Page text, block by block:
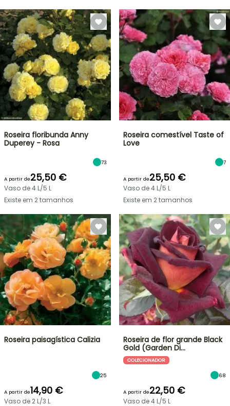
Roseira floribunda Anny
Duperey - Rosa
73
A partir de25,50 €
Vaso de 4 L/5 L
Existe em 2 tamanhos
Roseira comestível Taste of
Love
7
A partir de25,50 €
Vaso de 4 L/5 L
Existe em 2 tamanhos
Roseira paisagística Calizia
25
A partir de14,90 €
Vaso de 2 L/3 L
Roseira de flor grande Black
Gold (Garden Di…
COLECIONADOR
68
A partir de22,50 €
Vaso de 4 L/5 L